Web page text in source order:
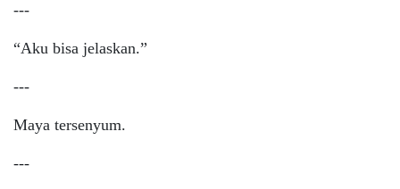
---
“Aku bisa jelaskan.”
---
Maya tersenyum.
---